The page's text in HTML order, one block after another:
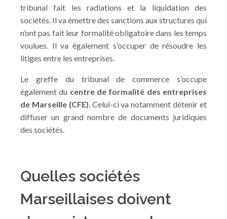
tribunal fait les radiations et la liquidation des
sociétés. Il va émettre des sanctions aux structures qui
n’ont pas fait leur formalité obligatoire dans les temps
voulues. Il va également s’occuper de résoudre les
litiges entre les entreprises.
Le greffe du tribunal de commerce s’occupe
également du centre de formalité des entreprises
de Marseille (CFE). Celui-ci va notamment détenir et
diffuser un grand nombre de documents juridiques
des sociétés.
Quelles sociétés
Marseillaises doivent